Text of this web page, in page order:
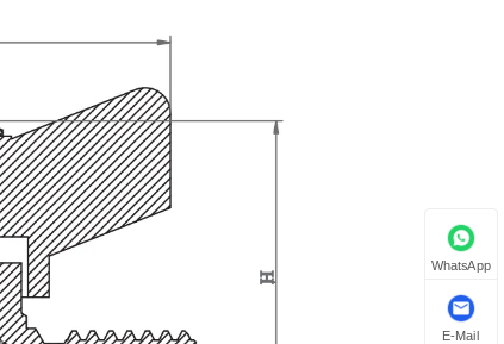
WhatsApp
E-Mail